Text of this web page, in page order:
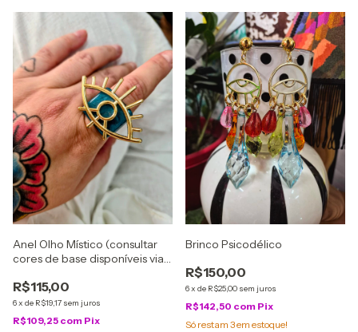
Anel Olho Místico (consultar
cores de base disponíveis via
R$115,00
6x de R$19,17 sem juros
R$109,25 com Pix
Brinco Psicodélico
R$150,00
6x de R$25,00 sem juros
R$142,50 com Pix
Só restam 3em estoque!